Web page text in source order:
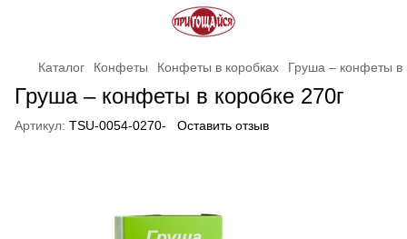
Каталог Конфеты Конфеты в коробках Груша – конфеты в
Груша – конфеты в коробке 270г
Артикул: TSU-0054-0270- Оставить отзыв